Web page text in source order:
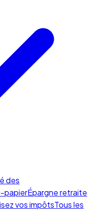
des
papierÉpargne retraite
vos impôtsTous les